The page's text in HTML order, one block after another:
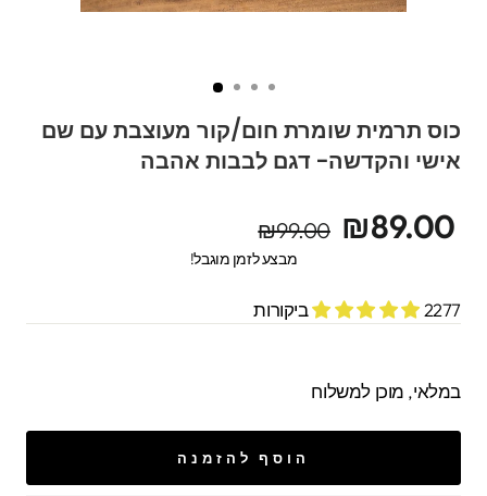
כוס תרמית שומרת חום/קור מעוצבת עם שם
אישי והקדשה- דגם לבבות אהבה
מחיר
מקורי
מחיר
מבצע
₪89.00
₪99.00
מבצע לזמן מוגבל!
2277 ביקורות
במלאי, מוכן למשלוח
הוסף להזמנה